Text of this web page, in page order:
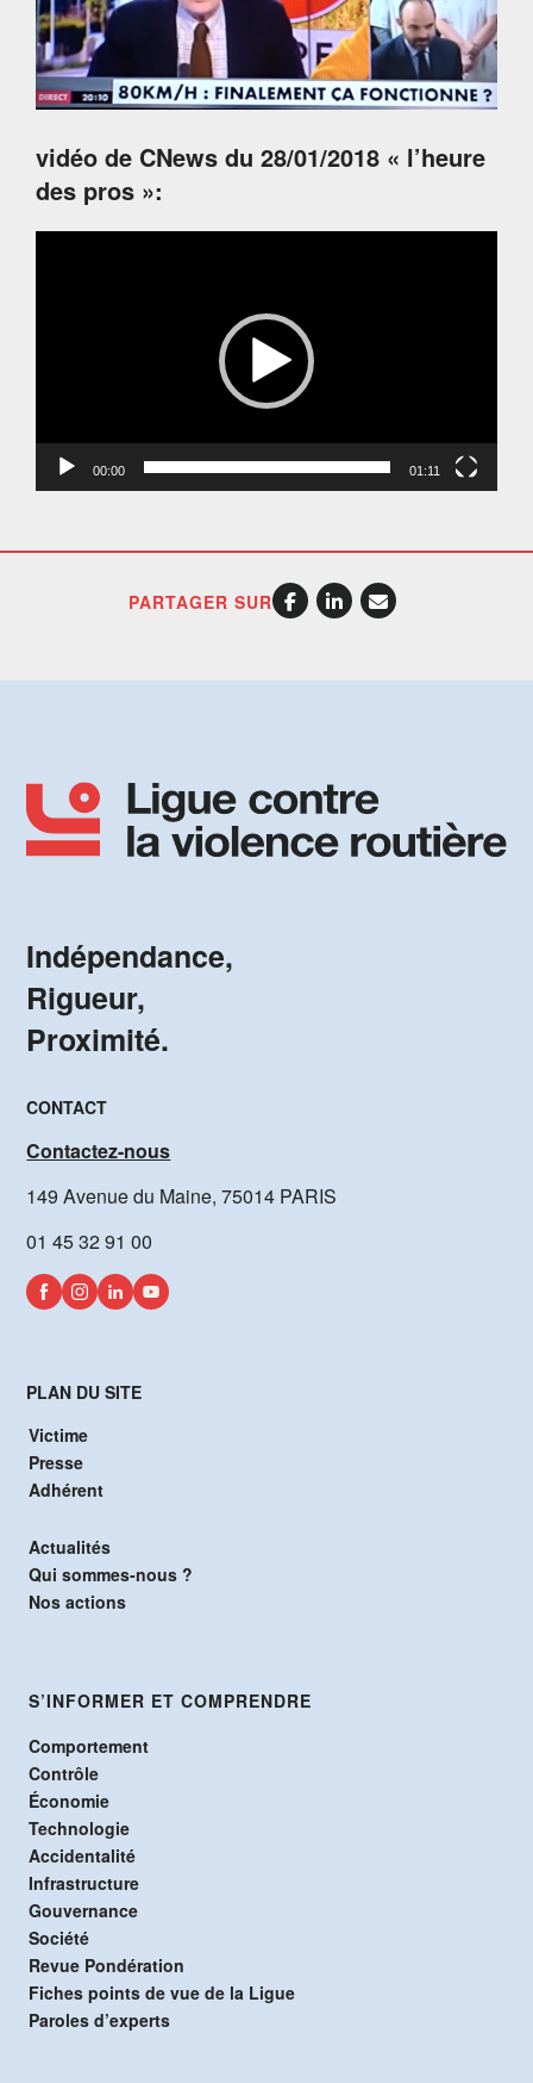
vidéo de CNews du 28/01/2018 « l’heure
des pros »:
00:00 01:11
PARTAGER SUR
Indépendance,
Rigueur,
Proximité.
CONTACT
Contactez-nous
149 Avenue du Maine, 75014 PARIS
01 45 32 91 00
PLAN DU SITE
Victime
Presse
Adhérent
Actualités
Qui sommes-nous ?
Nos actions
S’INFORMER ET COMPRENDRE
Comportement
Contrôle
Économie
Technologie
Accidentalité
Infrastructure
Gouvernance
Société
Revue Pondération
Fiches points de vue de la Ligue
Paroles d’experts